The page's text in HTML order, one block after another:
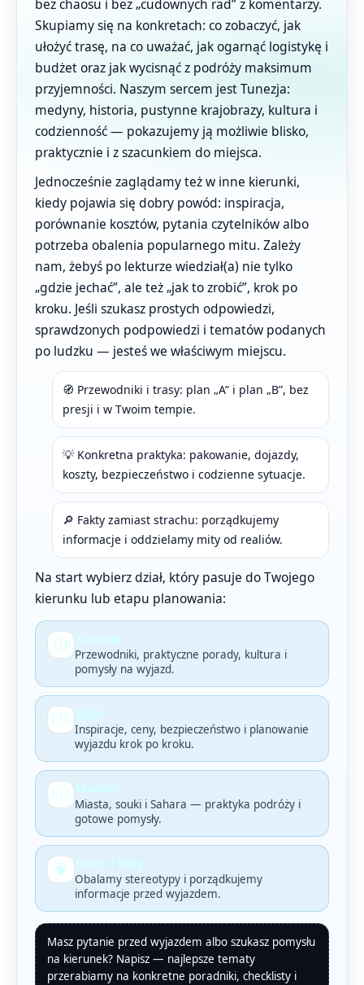
bez chaosu i bez „cudownych rad” z komentarzy.
Skupiamy się na konkretach: co zobaczyć, jak
ułożyć trasę, na co uważać, jak ogarnąć logistykę i
budżet oraz jak wycisnąć z podróży maksimum
przyjemności. Naszym sercem jest Tunezja:
medyny, historia, pustynne krajobrazy, kultura i
codzienność — pokazujemy ją możliwie blisko,
praktycznie i z szacunkiem do miejsca.
Jednocześnie zaglądamy też w inne kierunki,
kiedy pojawia się dobry powód: inspiracja,
porównanie kosztów, pytania czytelników albo
potrzeba obalenia popularnego mitu. Zależy
nam, żebyś po lekturze wiedział(a) nie tylko
„gdzie jechać”, ale też „jak to zrobić”, krok po
kroku. Jeśli szukasz prostych odpowiedzi,
sprawdzonych podpowiedzi i tematów podanych
po ludzku — jesteś we właściwym miejscu.
🧭 Przewodniki i trasy: plan „A” i plan „B”, bez
presji i w Twoim tempie.
💡 Konkretna praktyka: pakowanie, dojazdy,
koszty, bezpieczeństwo i codzienne sytuacje.
🔎 Fakty zamiast strachu: porządkujemy
informacje i oddzielamy mity od realiów.
Na start wybierz dział, który pasuje do Twojego
kierunku lub etapu planowania:
🇹🇳
Przewodniki, praktyczne porady, kultura i
pomysły na wyjazd.
🇪🇬
Inspiracje, ceny, bezpieczeństwo i planowanie
wyjazdu krok po kroku.
🇲🇦
Miasta, souki i Sahara — praktyka podróży i
gotowe pomysły.
🧠
Obalamy stereotypy i porządkujemy
informacje przed wyjazdem.
Masz pytanie przed wyjazdem albo szukasz pomysłu
na kierunek? Napisz — najlepsze tematy
przerabiamy na konkretne poradniki, checklisty i